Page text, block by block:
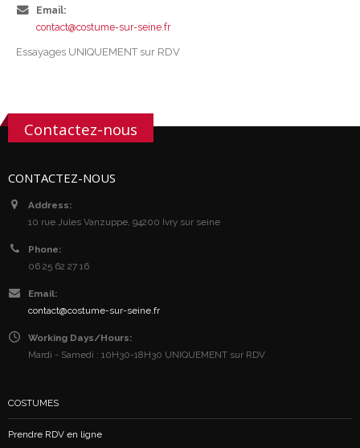
Email:
contact@costume-sur-seine.fr
Essayages UNIQUEMENT sur RDV
Contactez-nous
CONTACTEZ-NOUS
Address:
10 rue Jules Vanzuppe, 94200 Ivry sur seine
Phone:
06 25 62 27 16
Email:
contact@costume-sur-seine.fr
Working Days/Hours:
Mardi - Samedi : 10H30-18H30 UNIQUEMENT sur RDV
COSTUMES
Prendre RDV en ligne